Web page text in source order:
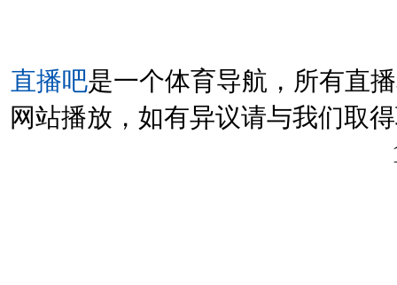
直播吧是一个体育导航，所有直
网站播放，如有异议请与我们取